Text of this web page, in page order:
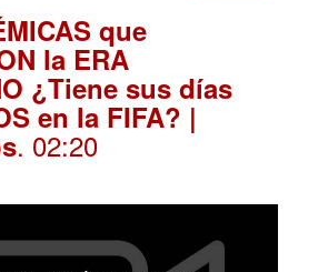
que
la ERA
¿Tiene sus días
en la FIFA? |
. 02:20